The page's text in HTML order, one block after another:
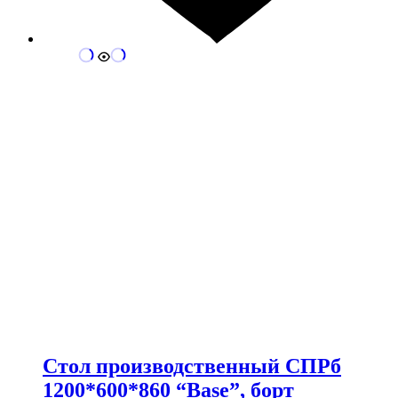
Стол производственный СПРб
1200*600*860 “Base”, борт